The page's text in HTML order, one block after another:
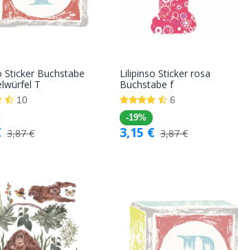
In den
Warenkorb
Sticker Buchstabe
T
10
3,87€
Warenkorb
Lilipinso Sticker rosa
Buchstabe f
6
-19%
3,15 € 3,87€